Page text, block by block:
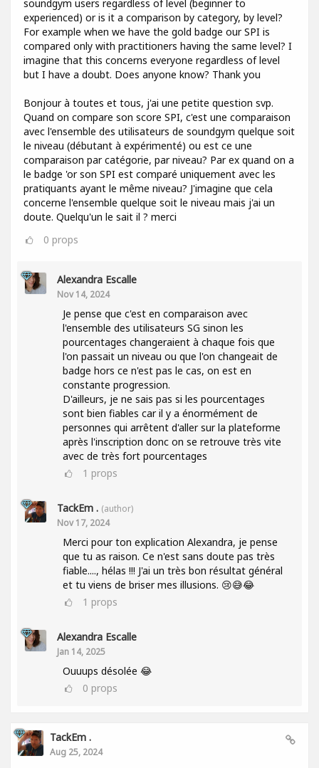
soundgym users regardless of level (beginner to
experienced) or is it a comparison by category, by level?
For example when we have the gold badge our SPI is
compared only with practitioners having the same level? I
imagine that this concerns everyone regardless of level
but I have a doubt. Does anyone know? Thank you
Bonjour à toutes et tous, j'ai une petite question svp.
Quand on compare son score SPI, c'est une comparaison
avec l'ensemble des utilisateurs de soundgym quelque soit
le niveau (débutant à expérimenté) ou est ce une
comparaison par catégorie, par niveau? Par ex quand on a
le badge 'or son SPI est comparé uniquement avec les
pratiquants ayant le même niveau? J'imagine que cela
concerne l'ensemble quelque soit le niveau mais j'ai un
doute. Quelqu'un le sait il ? merci
0 props
Alexandra Escalle
Nov 14, 2024
Je pense que c'est en comparaison avec
l'ensemble des utilisateurs SG sinon les
pourcentages changeraient à chaque fois que
l'on passait un niveau ou que l'on changeait de
badge hors ce n'est pas le cas, on est en
constante progression.
D'ailleurs, je ne sais pas si les pourcentages
sont bien fiables car il y a énormément de
personnes qui arrêtent d'aller sur la plateforme
après l'inscription donc on se retrouve très vite
avec de très fort pourcentages
1 props
TackEm . (author)
Nov 17, 2024
Merci pour ton explication Alexandra, je pense
que tu as raison. Ce n'est sans doute pas très
fiable...., hélas !!! J'ai un très bon résultat général
et tu viens de briser mes illusions. 😢😅😂
1 props
Alexandra Escalle
Jan 14, 2025
Ouuups désolée 😂
0 props
TackEm .
Aug 25, 2024